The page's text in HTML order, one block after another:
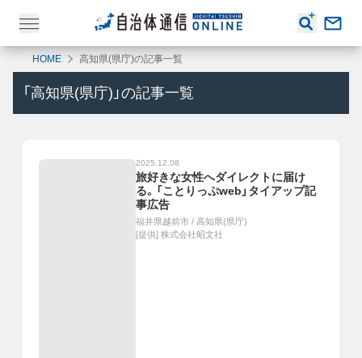
HOME 高知県(県庁)の記事一覧
「 高知県(県庁) 」の記事一覧
2025.12.08
旅好きな女性へダイレクトに届け
る。「ことりっぷweb」タイアップ記
事広告
福井県越前市 / 高知県(県庁)
[提供] 株式会社昭文社